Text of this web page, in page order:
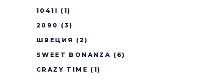
1041I (1)
2090 (3)
ШВЕЦИЯ (2)
SWEET BONANZA (6)
CRAZY TIME (1)